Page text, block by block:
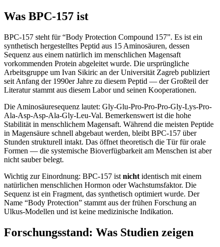
Was BPC-157 ist
BPC-157 steht für “Body Protection Compound 157”. Es ist ein
synthetisch hergestelltes Peptid aus 15 Aminosäuren, dessen
Sequenz aus einem natürlich im menschlichen Magensaft
vorkommenden Protein abgeleitet wurde. Die ursprüngliche
Arbeitsgruppe um Ivan Sikiric an der Universität Zagreb publiziert
seit Anfang der 1990er Jahre zu diesem Peptid — der Großteil der
Literatur stammt aus diesem Labor und seinen Kooperationen.
Die Aminosäuresequenz lautet: Gly-Glu-Pro-Pro-Pro-Gly-Lys-Pro-
Ala-Asp-Asp-Ala-Gly-Leu-Val. Bemerkenswert ist die hohe
Stabilität in menschlichem Magensaft. Während die meisten Peptide
in Magensäure schnell abgebaut werden, bleibt BPC-157 über
Stunden strukturell intakt. Das öffnet theoretisch die Tür für orale
Formen — die systemische Bioverfügbarkeit am Menschen ist aber
nicht sauber belegt.
Wichtig zur Einordnung: BPC-157 ist nicht identisch mit einem
natürlichen menschlichen Hormon oder Wachstumsfaktor. Die
Sequenz ist ein Fragment, das synthetisch optimiert wurde. Der
Name “Body Protection” stammt aus der frühen Forschung an
Ulkus-Modellen und ist keine medizinische Indikation.
Forschungsstand: Was Studien zeigen